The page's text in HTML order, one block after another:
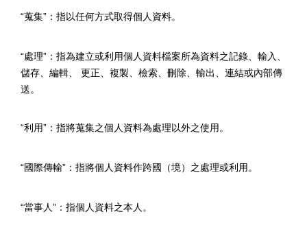
“蒐集” ：指以任何方式取得個人資料。
“處理” ：指為建立或利用個人資料檔案所為資料之記錄、輸入、
儲存、編輯、 更正、複製、檢索、刪除、輸出、連結或內部傳
送。
“利用” ：指將蒐集之個人資料為處理以外之使用。
“國際傳輸” ：指將個人資料作跨國（境）之處理或利用。
“當事人” ：指個人資料之本人。